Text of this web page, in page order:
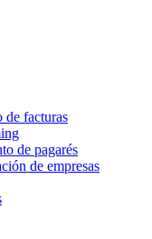
de facturas
de pagarés
de empresas